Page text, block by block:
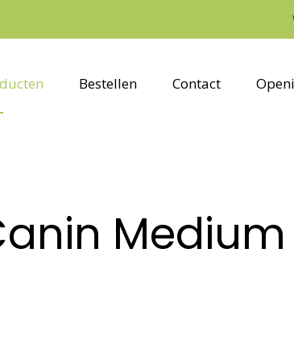
Bestellen Contact
Medium